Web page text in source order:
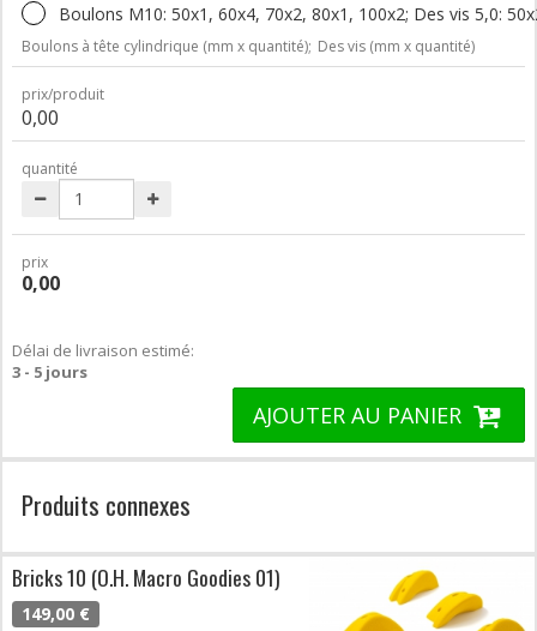
Boulons M10: 50x1, 60x4, 70x2, 80x1, 100x2; Des vis 5,0:
Boulons à tête cylindrique (mm x quantité); Des vis (mm x quantité)
prix/produit
0,00
quantité
prix
0,00
Délai de livraison estimé:
3 - 5 jours
AJOUTER AU PANIER
Produits connexes
Bricks 10 (O.H. Macro Goodies 01)
149,00 €